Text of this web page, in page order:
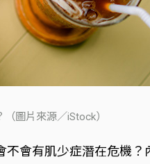
圖片來源／iStock）
會有肌少症潛在危機